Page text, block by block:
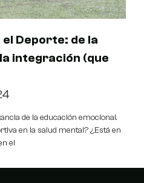
Deporte: de la
integración (que
de la educación emocional.
en la salud mental? ¿Está en
el